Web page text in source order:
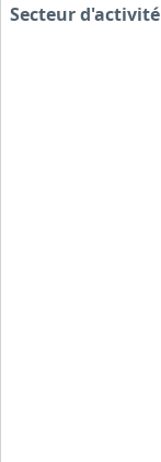
Secteur d'activité